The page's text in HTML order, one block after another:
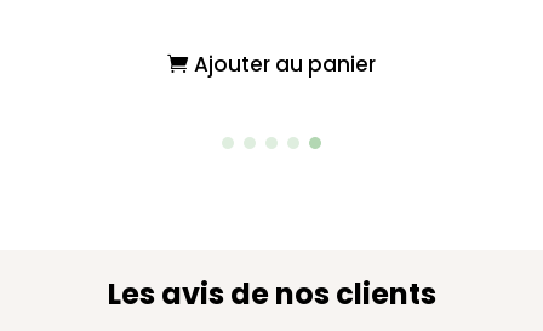
initial
35,30 €.
actuel
Ajouter au panier
Les avis de nos clients